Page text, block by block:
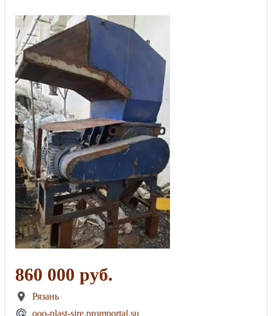
860 000 руб.
Рязань
ooo-plast-sire.promportal.su